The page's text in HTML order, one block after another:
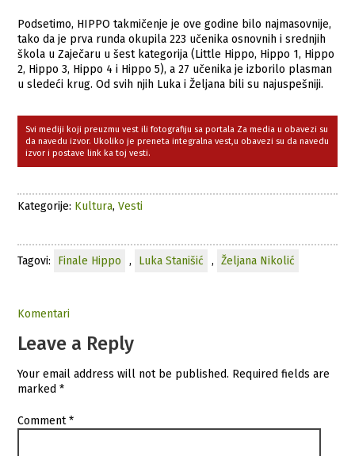
Podsetimo, HIPPO takmičenje je ove godine bilo najmasovnije,
tako da je prva runda okupila 223 učenika osnovnih i srednjih
škola u Zaječaru u šest kategorija (Little Hippo, Hippo 1, Hippo
2, Hippo 3, Hippo 4 i Hippo 5), a 27 učenika je izborilo plasman
u sledeći krug. Od svih njih Luka i Željana bili su najuspešniji.
Svi mediji koji preuzmu vest ili fotografiju sa portala Za media u obavezi su
da navedu izvor. Ukoliko je preneta integralna vest,u obavezi su da navedu
izvor i postave link ka toj vesti.
Kategorije: Kultura,Vesti
Tagovi: Finale Hippo , Luka Stanišić , Željana Nikolić
Komentari
Leave a Reply
Your email address will not be published. Required fields are
marked*
Comment*